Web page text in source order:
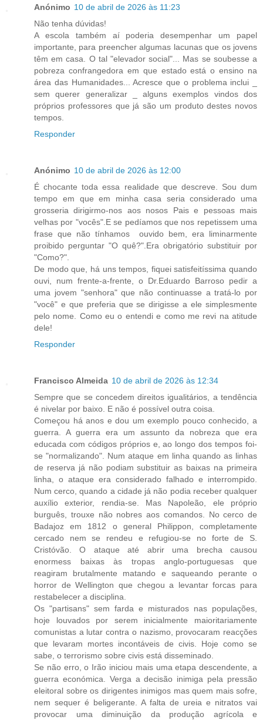
Anónimo 10 de abril de 2026 às 11:23
Não tenha dúvidas!
A escola também aí poderia desempenhar um papel
importante, para preencher algumas lacunas que os jovens
têm em casa. O tal "elevador social"... Mas se soubesse a
pobreza confrangedora em que estado está o ensino na
área das Humanidades... Acresce que o problema inclui _
sem querer generalizar _ alguns exemplos vindos dos
próprios professores que já são um produto destes novos
tempos.
Responder
Anónimo 10 de abril de 2026 às 12:00
É chocante toda essa realidade que descreve. Sou dum
tempo em que em minha casa seria considerado uma
grosseria dirigirmo-nos aos nosos Pais e pessoas mais
velhas por "vocês".E se pedíamos que nos repetissem uma
frase que não tínhamos ouvido bem, era liminarmente
proibido perguntar "O quê?".Era obrigatório substituir por
"Como?".
De modo que, há uns tempos, fiquei satisfeitíssima quando
ouvi, num frente-a-frente, o Dr.Eduardo Barroso pedir a
uma jovem "senhora" que não continuasse a tratá-lo por
"você" e que preferia que se dirigisse a ele simplesmente
pelo nome. Como eu o entendi e como me revi na atitude
dele!
Responder
Francisco Almeida 10 de abril de 2026 às 12:34
Sempre que se concedem direitos igualitários, a tendência
é nivelar por baixo. E não é possível outra coisa.
Começou há anos e dou um exemplo pouco conhecido, a
guerra. A guerra era um assunto da nobreza que era
educada com códigos próprios e, ao longo dos tempos foi-
se "normalizando". Num ataque em linha quando as linhas
de reserva já não podiam substituir as baixas na primeira
linha, o ataque era considerado falhado e interrompido.
Num cerco, quando a cidade já não podia receber qualquer
auxílio exterior, rendia-se. Mas Napoleão, ele próprio
burguês, trouxe não nobres aos comandos. No cerco de
Badajoz em 1812 o general Philippon, completamente
cercado nem se rendeu e refugiou-se no forte de S.
Cristóvão. O ataque até abrir uma brecha causou
enormess baixas às tropas anglo-portuguesas que
reagiram brutalmente matando e saqueando perante o
horror de Wellington que chegou a levantar forcas para
restabelecer a disciplina.
Os "partisans" sem farda e misturados nas populações,
hoje louvados por serem inicialmente maioritariamente
comunistas a lutar contra o nazismo, provocaram reacções
que levaram mortes incontáveis de civis. Hoje como se
sabe, o terrorismo sobre civis está disseminado.
Se não erro, o Irão iniciou mais uma etapa descendente, a
guerra económica. Verga a decisão inimiga pela pressão
eleitoral sobre os dirigentes inimigos mas quem mais sofre,
nem sequer é beligerante. A falta de ureia e nitratos vai
provocar uma diminuição da produção agrícola e